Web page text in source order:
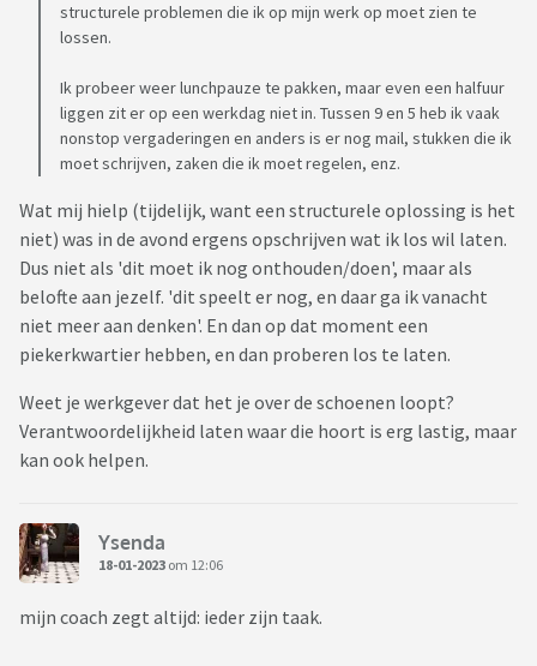
structurele problemen die ik op mijn werk op moet zien te
lossen.
Ik probeer weer lunchpauze te pakken, maar even een halfuur
liggen zit er op een werkdag niet in. Tussen 9 en 5 heb ik vaak
nonstop vergaderingen en anders is er nog mail, stukken die ik
moet schrijven, zaken die ik moet regelen, enz.
Wat mij hielp (tijdelijk, want een structurele oplossing is het
niet) was in de avond ergens opschrijven wat ik los wil laten.
Dus niet als 'dit moet ik nog onthouden/doen', maar als
belofte aan jezelf. 'dit speelt er nog, en daar ga ik vanacht
niet meer aan denken'. En dan op dat moment een
piekerkwartier hebben, en dan proberen los te laten.
Weet je werkgever dat het je over de schoenen loopt?
Verantwoordelijkheid laten waar die hoort is erg lastig, maar
kan ook helpen.
Ysenda
18-01-2023 om 12:06
mijn coach zegt altijd: ieder zijn taak.